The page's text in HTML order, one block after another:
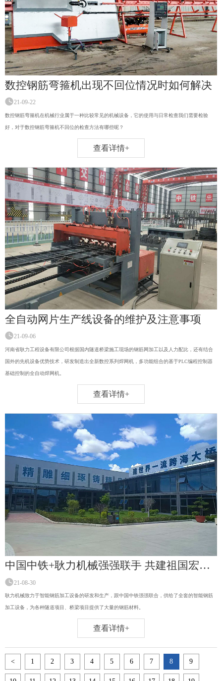
数控钢筋弯箍机出现不回位情况时如何解决
21-09-22
数控钢筋弯箍机在机械行业属于一种比较常见的机械设备，它的使用与日常检查我们需要检验
好，对于数控钢筋弯箍机不回位的检查方法有哪些呢？
查看详情+
全自动网片生产线设备的维护及注意事项
21-09-06
河南省耿力工程设备有限公司根据国内隧道桥梁施工现场的钢筋网加工以及人力配比，还有结合
国外的先机设备优势技术，研发制造出全新数控系列焊网机，多功能组合的基于PLC编程控制器
基础控制的全自动焊网机。
查看详情+
中国中铁+耿力机械强强联手 共建祖国宏图伟业
21-08-30
耿力机械致力于智能钢筋加工设备的研发和生产，跟中国中铁强强联合，供给了全套的智能钢筋
加工设备，为各种隧道项目、桥梁项目提供了大量的钢筋材料。
查看详情+
< 1 2 3 4 5 6 7 8 9